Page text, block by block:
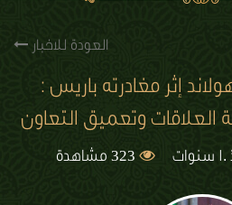
العودة للاخبار
إثر مغادرته باريس :
العلاقات وتعميق التعاون
323 مشاهدة